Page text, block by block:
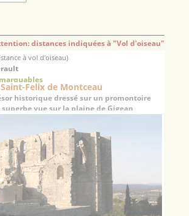
distances indiquées à "Vol d'oiseau"
à vol d'oiseau)
Felix de Montceau
historique dressé sur un promontoire
vue sur la plaine de Gigean